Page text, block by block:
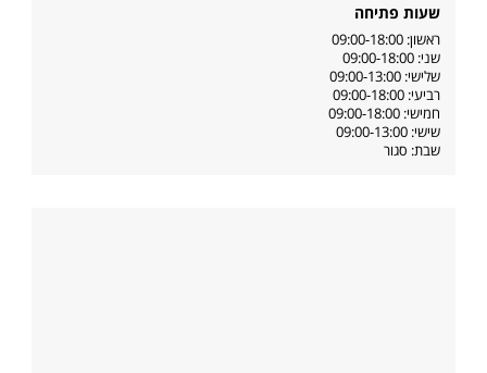
שעות פתיחה
ראשון: 09:00-18:00
שני: 09:00-18:00
שלישי: 09:00-13:00
רביעי: 09:00-18:00
חמישי: 09:00-18:00
שישי: 09:00-13:00
שבת: סגור